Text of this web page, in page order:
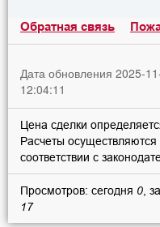
Обратная связь
Дата обновления 2025-
12:04:11
Цена сделки
Расчеты осуществляются
соответствии с
Просмотров: сегодня 0 ,
17